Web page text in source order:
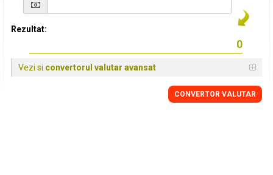
Rezultat:
Vezi si convertorul valutar avansat
CONVERTOR VALUTAR